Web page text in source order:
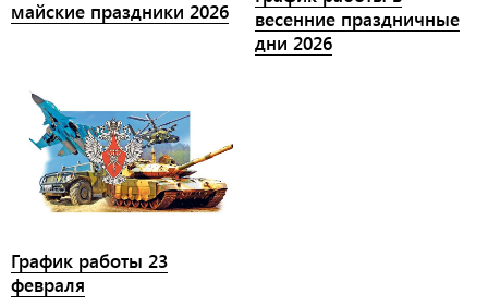
майские праздники 2026
весенние праздничные
дни 2026
График работы 23
февраля